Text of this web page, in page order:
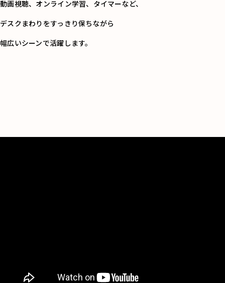
動画視聴、オンライン学習、タイマーなど、
デスクまわりをすっきり保ちながら
幅広いシーンで活躍します。